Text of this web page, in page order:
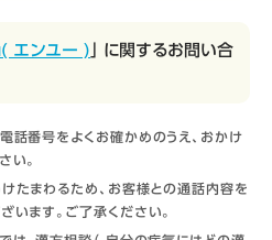
エンユー ) 」 に関するお問い合
話番号をよくお確かめのうえ、おかけ
い。
たまわるため、お客様との通話内容を
います。ご了承ください。